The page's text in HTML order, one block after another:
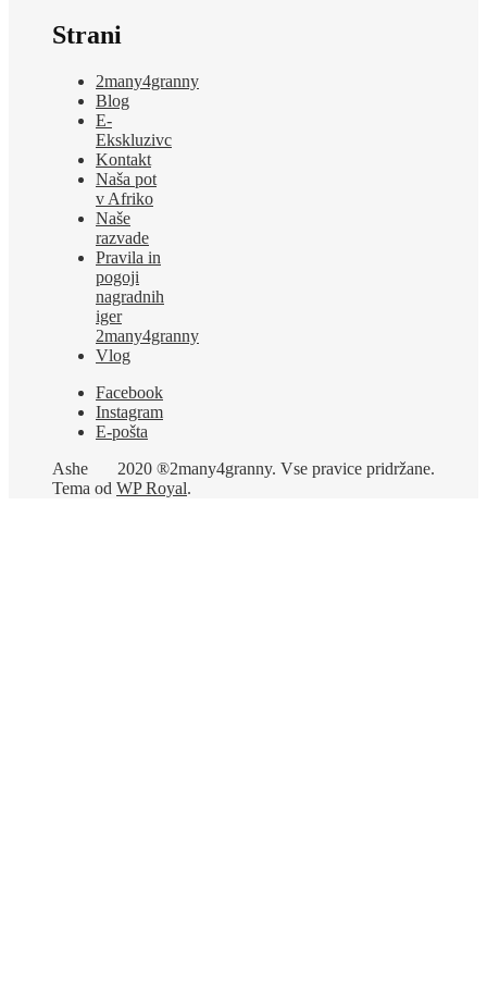
Strani
2many4granny
Blog
E-
Ekskluzivc
Kontakt
Naša pot
v Afriko
Naše
razvade
Pravila in
pogoji
nagradnih
iger
2many4granny
Vlog
Facebook
Instagram
E-pošta
2020 ®2many4granny. Vse pravice pridržane.
Ashe
Tema od WP Royal.